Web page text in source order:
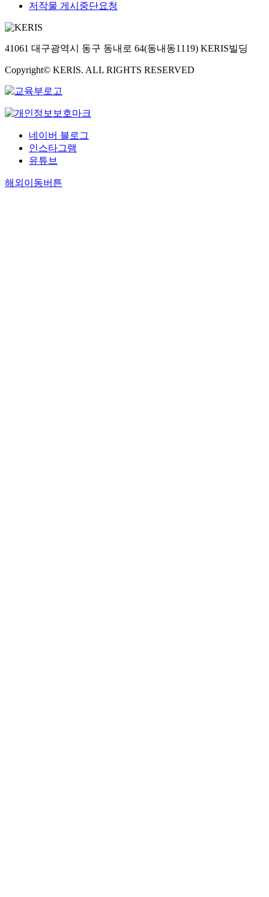
저작물 게시중단요청
41061 대구광역시 동구 동내로 64(동내동1119) KERIS빌딩
Copyright© KERIS. ALL RIGHTS RESERVED
네이버 블로그
인스타그램
유튜브
해외이동버튼